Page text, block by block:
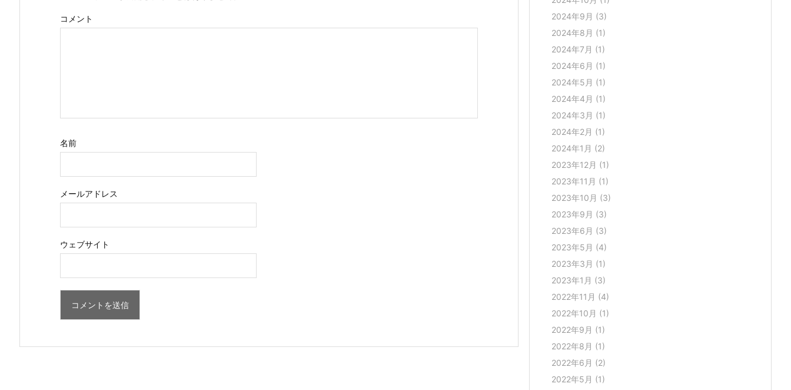
コメント
名前
メールアドレス
ウェブサイト
2024年9月 (3)
2024年8月 (1)
2024年7月 (1)
2024年6月 (1)
2024年5月 (1)
2024年4月 (1)
2024年3月 (1)
2024年2月 (1)
2024年1月 (2)
2023年12月 (1)
2023年11月 (1)
2023年10月 (3)
2023年9月 (3)
2023年6月 (3)
2023年5月 (4)
2023年3月 (1)
2023年1月 (3)
2022年11月 (4)
2022年10月 (1)
2022年9月 (1)
2022年8月 (1)
2022年6月 (2)
2022年5月 (1)